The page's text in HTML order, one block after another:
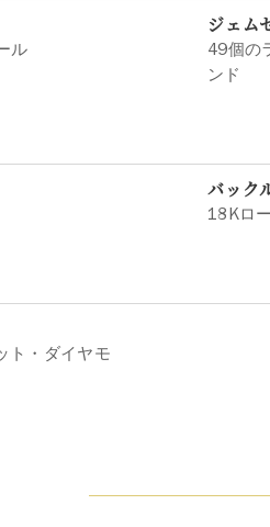
ル
ジェム
49個の
ンド
バック
18Kロ
ト・ダイヤモ